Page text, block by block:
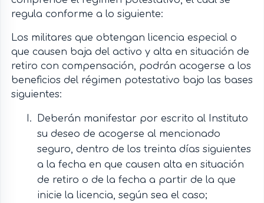
regula conforme a lo siguiente:
Los militares que obtengan licencia especial o
que causen baja del activo y alta en situación de
retiro con compensación, podrán acogerse a los
beneficios del régimen potestativo bajo las bases
siguientes:
Deberán manifestar por escrito al Instituto
su deseo de acogerse al mencionado
seguro, dentro de los treinta días siguientes
a la fecha en que causen alta en situación
de retiro o de la fecha a partir de la que
inicie la licencia, según sea el caso;